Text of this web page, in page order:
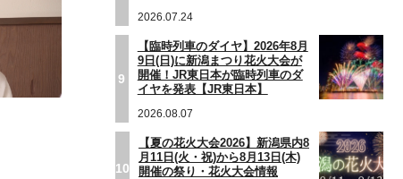
2026.07.24
9
【臨時列車のダイヤ】2026年8月
9日(日)に新潟まつり花火大会が
開催！JR東日本が臨時列車のダ
イヤを発表【JR東日本】
2026.08.07
10
【夏の花火大会2026】新潟県内8
月11日(火・祝)から8月13日(木)
開催の祭り・花火大会情報